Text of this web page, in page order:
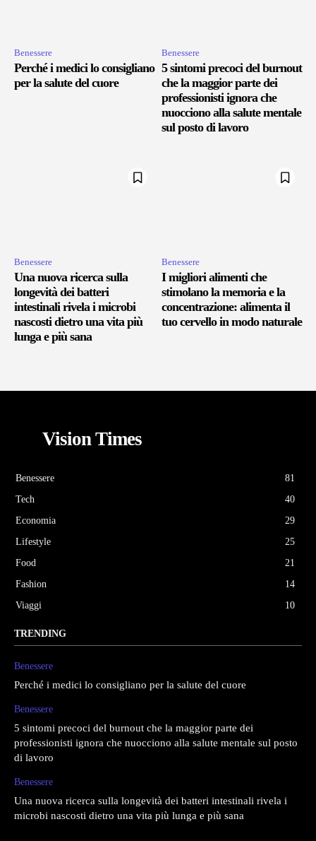
Benessere
Perché i medici lo consigliano
per la salute del cuore
Benessere
5 sintomi precoci del burnout
che la maggior parte dei
professionisti ignora che
nuocciono alla salute mentale
sul posto di lavoro
Benessere
Una nuova ricerca sulla
longevità dei batteri
intestinali rivela i microbi
nascosti dietro una vita più
lunga e più sana
Benessere
I migliori alimenti che
stimolano la memoria e la
concentrazione: alimenta il
tuo cervello in modo naturale
Vision Times
Benessere
81
Tech
40
Economia
29
Lifestyle
25
Food
21
Fashion
14
Viaggi
10
TRENDING
Benessere
Perché i medici lo consigliano per la salute del cuore
Benessere
5 sintomi precoci del burnout che la maggior parte dei
professionisti ignora che nuocciono alla salute mentale sul posto
di lavoro
Benessere
Una nuova ricerca sulla longevità dei batteri intestinali rivela i
microbi nascosti dietro una vita più lunga e più sana